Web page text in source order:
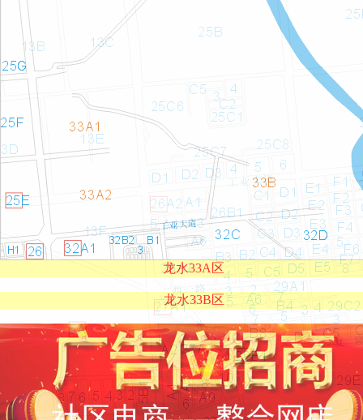
龙水33A区
龙水33B区